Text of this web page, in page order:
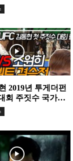
2019년 투게더펀
회 주짓수 국가대
수와의 본인 주짓